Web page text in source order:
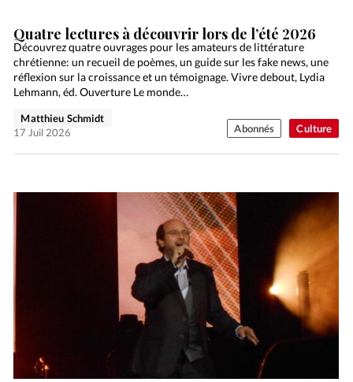
Culture
Quatre lectures à découvrir lors de l’été 2026
Découvrez quatre ouvrages pour les amateurs de littérature
chrétienne: un recueil de poèmes, un guide sur les fake news, une
réflexion sur la croissance et un témoignage. Vivre debout, Lydia
Lehmann, éd. Ouverture Le monde…
Matthieu Schmidt
17 Juil 2026
Abonnés